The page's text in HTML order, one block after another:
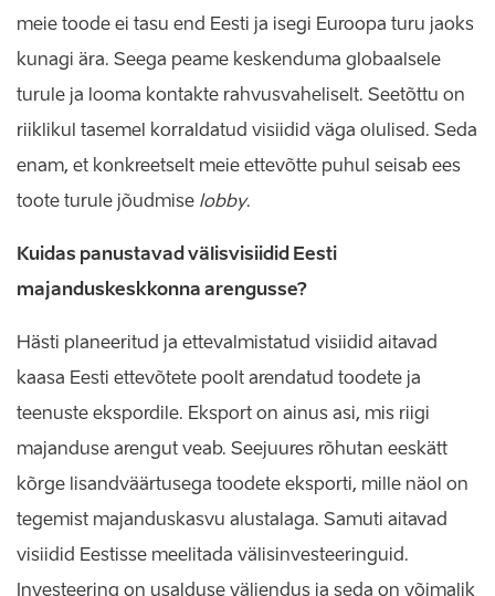
meie toode ei tasu end Eesti ja isegi Euroopa turu jaoks
kunagi ära. Seega peame keskenduma globaalsele
turule ja looma kontakte rahvusvaheliselt. Seetõttu on
riiklikul tasemel korraldatud visiidid väga olulised. Seda
enam, et konkreetselt meie ettevõtte puhul seisab ees
toote turule jõudmise lobby.
Kuidas panustavad välisvisiidid Eesti
majanduskeskkonna arengusse?
Hästi planeeritud ja ettevalmistatud visiidid aitavad
kaasa Eesti ettevõtete poolt arendatud toodete ja
teenuste ekspordile. Eksport on ainus asi, mis riigi
majanduse arengut veab. Seejuures rõhutan eeskätt
kõrge lisandväärtusega toodete eksporti, mille näol on
tegemist majanduskasvu alustalaga. Samuti aitavad
visiidid Eestisse meelitada välisinvesteeringuid.
Investeering on usalduse väljendus ja seda on võimalik